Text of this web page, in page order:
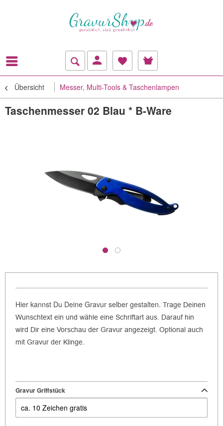
Übersicht Messer, Multi-Tools & Taschenlampen
Taschenmesser 02 Blau * B-Ware
Hier kannst Du Deine Gravur selber gestalten. Trage Deinen
Wunschtext ein und wähle eine Schriftart aus. Darauf hin
wird Dir eine Vorschau der Gravur angezeigt. Optional auch
mit Gravur der Klinge.
Gravur Griffstück